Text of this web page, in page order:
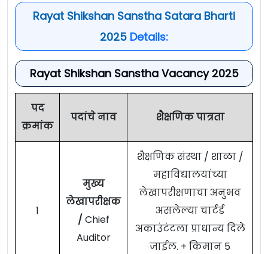
Rayat Shikshan Sanstha Satara Bharti
2025 Details:
Rayat Shikshan Sanstha Vacancy 2025
पद
क्रमांक
पदांचे नाव शैक्षणिक पात्रता
1
मुख्य
लेखापरीक्षक
/ Chief
Auditor
शैक्षणिक संस्था / शाळा /
महाविद्यालयांच्या
लेखापरीक्षणाचा अनुभव
असलेल्या चार्टर्ड
अकाउंटंटला प्राधान्य दिले
जाईल. + किमान 5